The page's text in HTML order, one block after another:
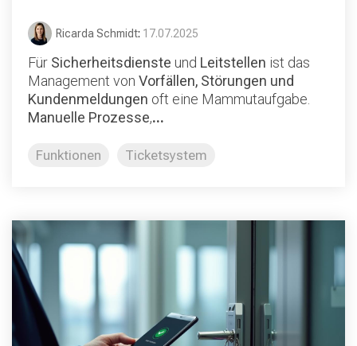
Ricarda Schmidt: 17.07.2025
Für Sicherheitsdienste und Leitstellen ist das
Management von Vorfällen, Störungen und
Kundenmeldungen oft eine Mammutaufgabe.
Manuelle Prozesse,...
Funktionen Ticketsystem